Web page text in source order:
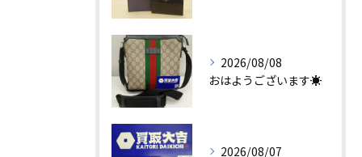
2026/08/08
おはようございます☀
2026/08/07